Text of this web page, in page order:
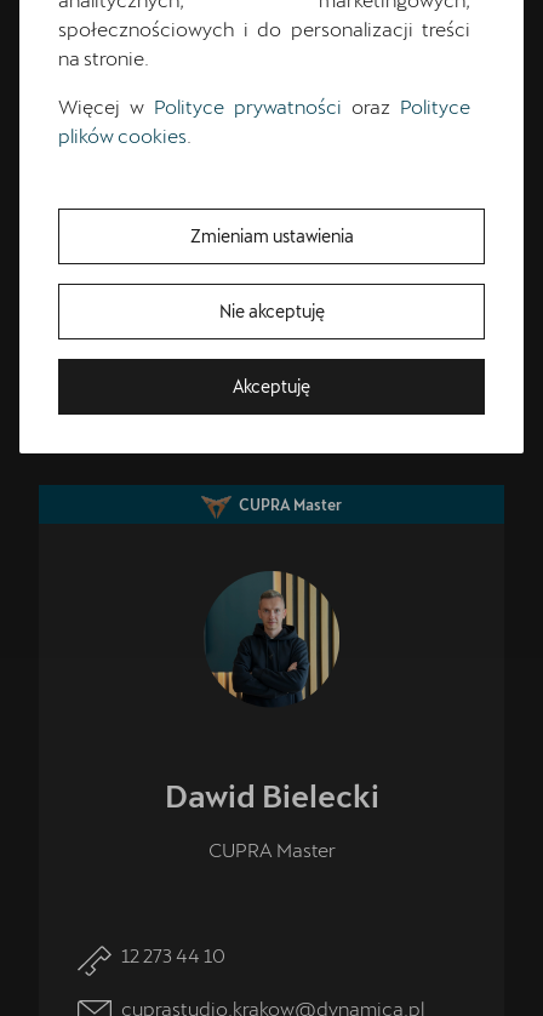
Bezpłatna jazda próbna
Przetestuj model z wybranym silnikiem i skrzynią biegów
Jakub
Kierownik Sprzedaży Samochodów Nowych
12 273 44 10
cuprastudio.krakow@dynamica.pl
CUPRA Master
Dawid Bielecki
CUPRA Master
12 273 44 10
cuprastudio.krakow@dynamica.pl
społecznościowych i do personalizacji treści
na stronie.
Więcej w Polityce prywatności oraz Polityce
plików cookies
Zmieniam ustawienia
Nie akceptuję
Akceptuję